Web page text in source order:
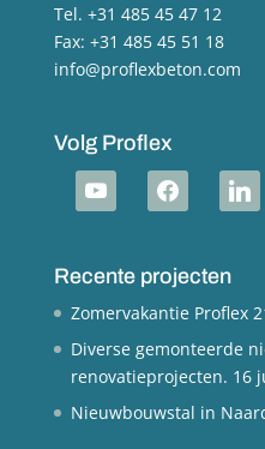
Tel. +31 485 45 47 12
Fax: +31 485 45 51 18
info@proflexbeton.com
Volg Proflex
youtube facebook
Recente projecten
Zomervakantie Proflex
Diverse gemonteerde
renovatieprojecten. 16
Nieuwbouwstal in